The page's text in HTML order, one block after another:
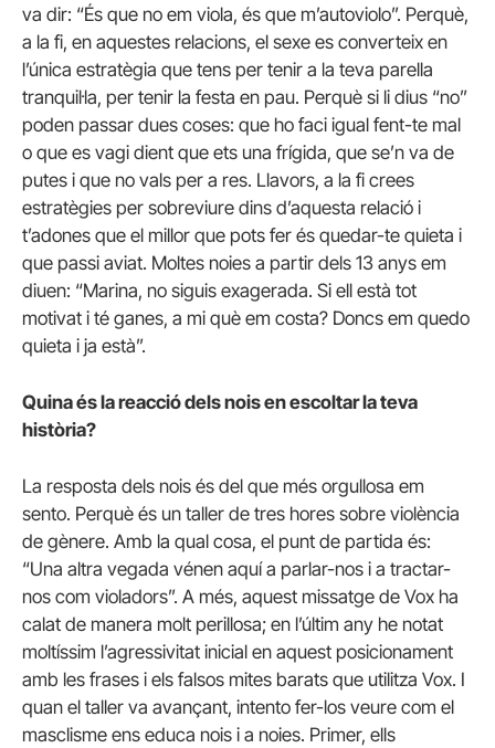
va dir: “És que no em viola, és que m’autoviolo”. Perquè,
a la fi, en aquestes relacions, el sexe es converteix en
l’única estratègia que tens per tenir a la teva parella
tranquil·la, per tenir la festa en pau. Perquè si li dius “no”
poden passar dues coses: que ho faci igual fent-te mal
o que es vagi dient que ets una frígida, que se’n va de
putes i que no vals per a res. Llavors, a la fi crees
estratègies per sobreviure dins d’aquesta relació i
t’adones que el millor que pots fer és quedar-te quieta i
que passi aviat. Moltes noies a partir dels 13 anys em
diuen: “Marina, no siguis exagerada. Si ell està tot
motivat i té ganes, a mi què em costa? Doncs em quedo
quieta i ja està”.
Quina és la reacció dels nois en escoltar la teva
història?
La resposta dels nois és del que més orgullosa em
sento. Perquè és un taller de tres hores sobre violència
de gènere. Amb la qual cosa, el punt de partida és:
“Una altra vegada vénen aquí a parlar-nos i a tractar-
nos com violadors”. A més, aquest missatge de Vox ha
calat de manera molt perillosa; en l’últim any he notat
moltíssim l’agressivitat inicial en aquest posicionament
amb les frases i els falsos mites barats que utilitza Vox. I
quan el taller va avançant, intento fer-los veure com el
masclisme ens educa nois i a noies. Primer, ells